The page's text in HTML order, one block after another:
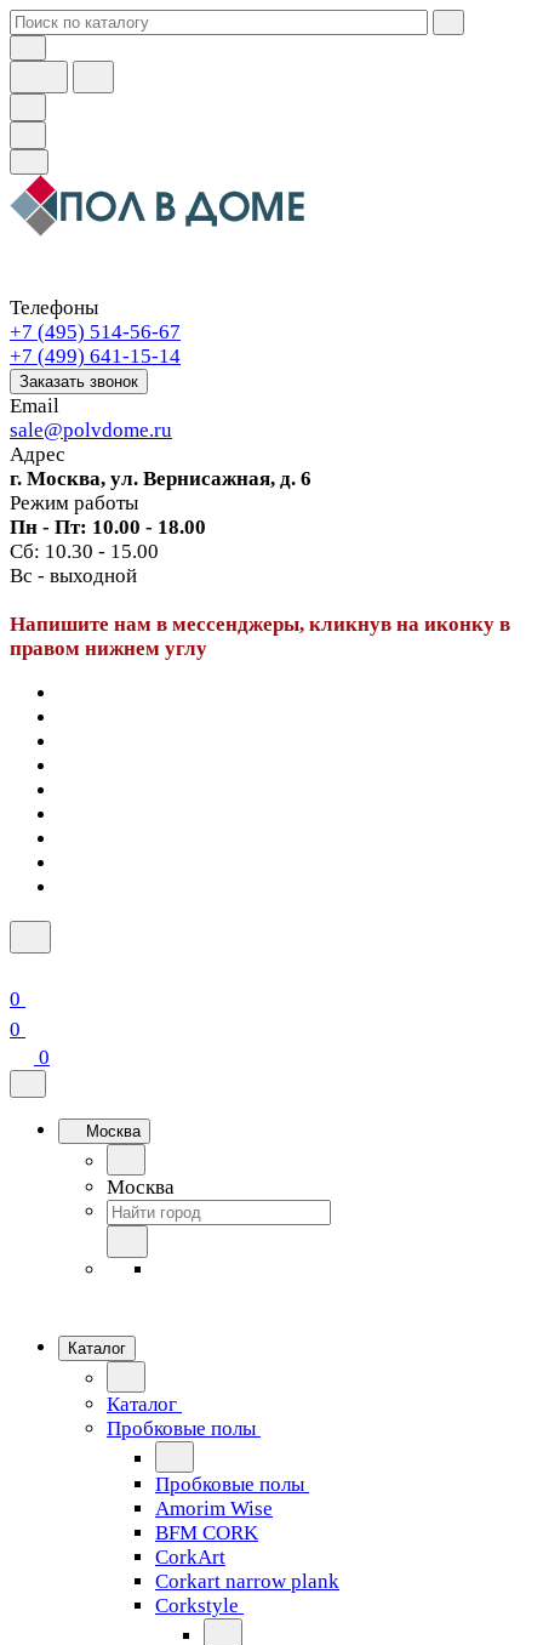
Телефоны
+7 (495) 514-56-67
+7 (499) 641-15-14
Заказать звонок
Email
sale@polvdome.ru
Адрес
г. Москва, ул. Вернисажная, д. 6
Режим работы
Пн - Пт: 10.00 - 18.00
Сб: 10.30 - 15.00
Вс - выходной
Напишите нам в мессенджеры, кликнув на иконку в
правом нижнем углу
0
0
0
Москва
Москва
Каталог
Каталог
Пробковые полы
Пробковые полы
Amorim Wise
BFM CORK
CorkArt
Corkart narrow plank
Corkstyle